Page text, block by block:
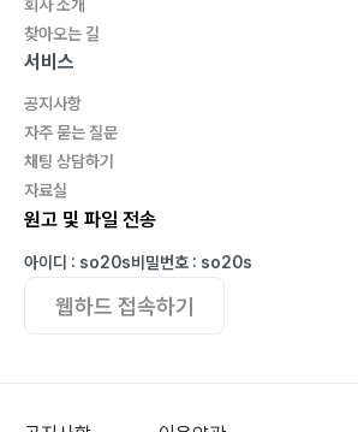
회사 소개
찾아오는 길
서비스
공지사항
자주 묻는 질문
채팅 상담하기
자료실
원고 및 파일 전송
아이디 : so20s비밀번호 : so20s
웹하드 접속하기